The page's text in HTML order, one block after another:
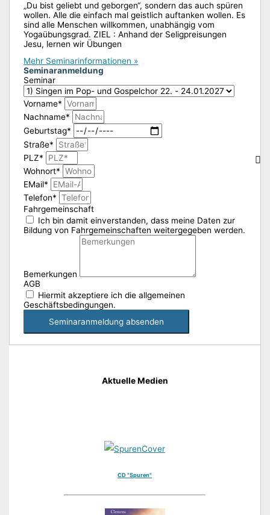
„Du bist geliebt und geborgen“, sondern das auch spüren
wollen. Alle die einfach mal geistlich auftanken wollen. Es
sind alle Menschen willkommen, unabhängig vom
Yogaübungsgrad. ZIEL : Anhand der Seligpreisungen
Jesu, lernen wir Übungen
Mehr Seminarinformationen »
Seminaranmeldung
Seminar
Vorname*
Nachname*
Geburtstag*
Straße*
PLZ*
Wohnort*
EMail*
Telefon*
Fahrgemeinschaft
Ich bin damit einverstanden, dass meine Daten zur
Bildung von Fahrgemeinschaften weitergegeben werden.
Bemerkungen
AGB
Hiermit akzeptiere ich die allgemeinen
Geschäftsbedingungen.
Seminaranmeldung absenden
Aktuelle Medien
CD "Spuren"